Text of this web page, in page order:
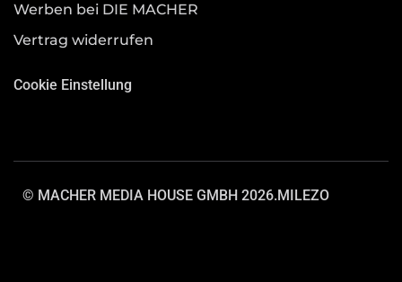
Werben bei DIE MACHER
Vertrag widerrufen
Cookie Einstellung
© MACHER MEDIA HOUSE GMBH 2026.MILEZO